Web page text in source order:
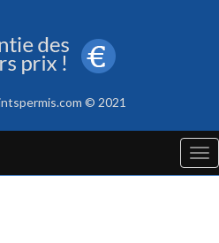
© 2021